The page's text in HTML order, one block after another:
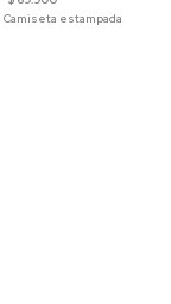
Camiseta estampada